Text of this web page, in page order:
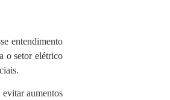
entendimento
o setor elétrico
evitar aumentos